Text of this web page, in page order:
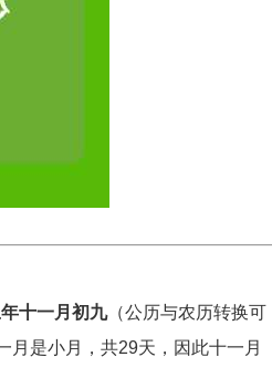
十一月初九（公历与农历转换可
月是小月，共29天，因此十一月